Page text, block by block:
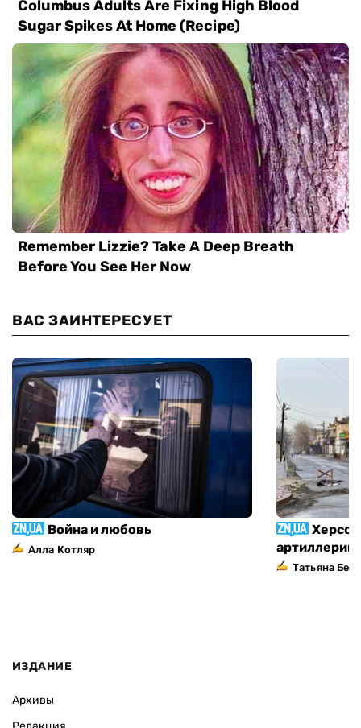
ВАС ЗАИНТЕРЕСУЕТ
Война и любовь
Алла Котляр
Татьяна
ИЗДАНИЕ
Архивы